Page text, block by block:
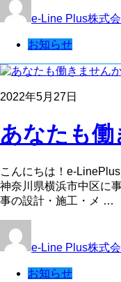
e-Line Plus株式
お知らせ
2022年5月27日
あなたも働
こんにちは！e-
神奈川県横浜市中区に
事の設計・施工・メ …
e-Line Plus株式
お知らせ